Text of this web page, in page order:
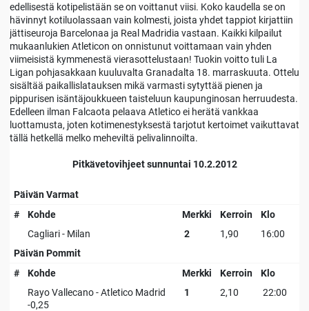
edellisestä kotipelistään se on voittanut viisi. Koko kaudella se on
hävinnyt kotiluolassaan vain kolmesti, joista yhdet tappiot kirjattiin
jättiseuroja Barcelonaa ja Real Madridia vastaan. Kaikki kilpailut
mukaanlukien Atleticon on onnistunut voittamaan vain yhden
viimeisistä kymmenestä vierasottelustaan! Tuokin voitto tuli La
Ligan pohjasakkaan kuuluvalta Granadalta 18. marraskuuta. Ottelu
sisältää paikallislatauksen mikä varmasti sytyttää pienen ja
pippurisen isäntäjoukkueen taisteluun kaupunginosan herruudesta.
Edelleen ilman Falcaota pelaava Atletico ei herätä vankkaa
luottamusta, joten kotimenestyksestä tarjotut kertoimet vaikuttavat
tällä hetkellä melko meheviltä pelivalinnoilta.
Pitkävetovihjeet sunnuntai 10.2.2012
Päivän Varmat
#
Kohde Merkki Kerroin
Klo
Cagliari - Milan
2 1,90
16:00
Päivän Pommit
#
Kohde Merkki Kerroin
Klo
Rayo Vallecano - Atletico Madrid
-0,25
1 2,10 22:00